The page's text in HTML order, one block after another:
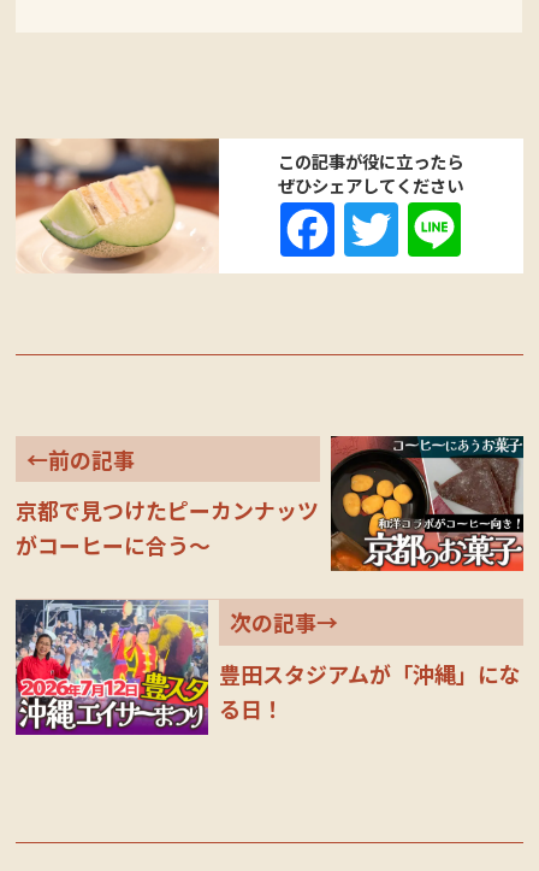
この記事が役に立ったら
ぜひシェアしてください
Fa
ce
T
wi ne
←前の記事
京都で見つけたピーカンナッツ
がコーヒーに合う～
次の記事→
豊田スタジアムが「沖縄」にな
る日！